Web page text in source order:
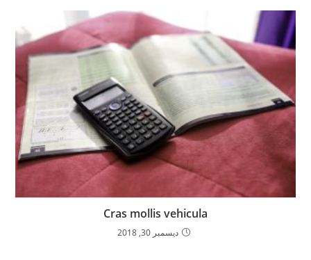
Cras mollis vehicula
ديسمبر 30, 2018